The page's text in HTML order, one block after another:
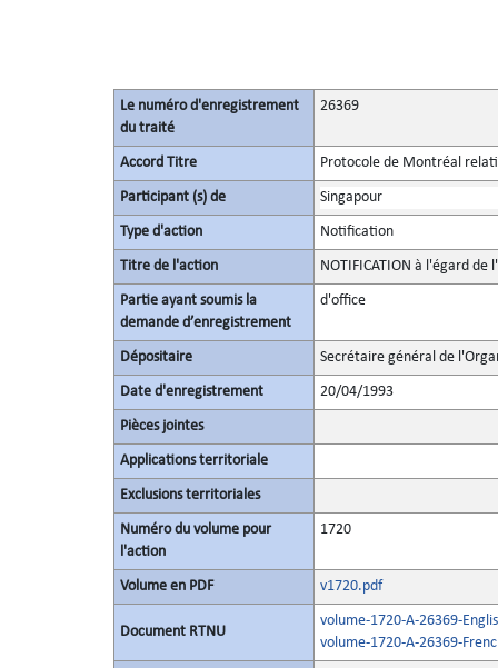
Le numéro d'enregistrement
du traité
26369
Accord Titre Protocole de Montréal
Participant (s) de Singapour
Type d'action Notification
Titre de l'action NOTIFICATION à l'égard
Partie ayant soumis la
demande d’enregistrement
d'office
Dépositaire Secrétaire général de
Date d'enregistrement 20/04/1993
Pièces jointes
Applications territoriale
Exclusions territoriales
Numéro du volume pour
l'action
1720
Volume en PDF v1720.pdf
Document RTNU
volume-1720-A-26369-
volume-1720-A-26369-